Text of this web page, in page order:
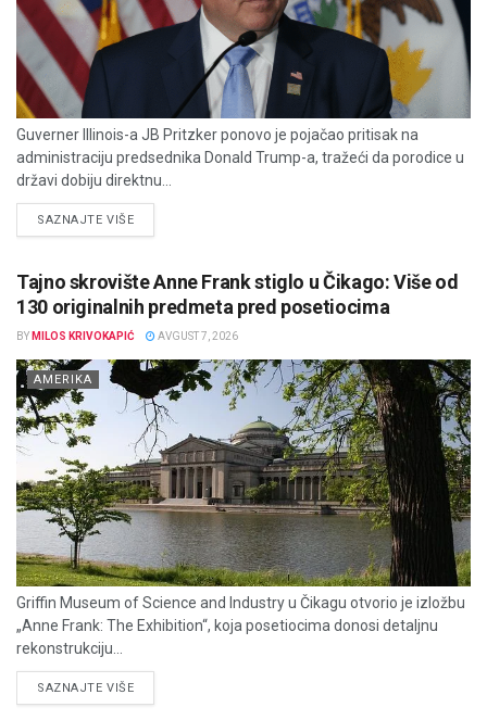
Guverner Illinois-a JB Pritzker ponovo je pojačao pritisak na
administraciju predsednika Donald Trump-a, tražeći da porodice u
državi dobiju direktnu...
SAZNAJTE VIŠEDETAILS
Tajno skrovište Anne Frank stiglo u Čikago: Više od
130 originalnih predmeta pred posetiocima
BY MILOS KRIVOKAPIĆ AVGUST 7, 2026
AMERIKA
Griffin Museum of Science and Industry u Čikagu otvorio je izložbu
„Anne Frank: The Exhibition“, koja posetiocima donosi detaljnu
rekonstrukciju...
SAZNAJTE VIŠEDETAILS